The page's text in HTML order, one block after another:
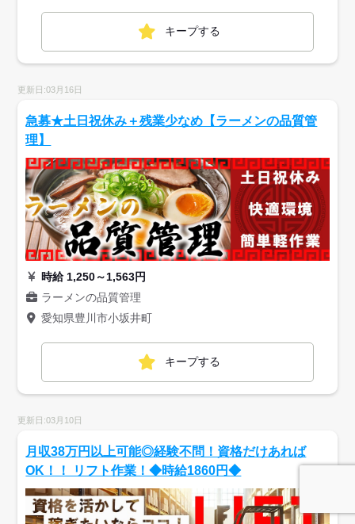
キープする
更新日:03月16日
急募★土日祝休み＋残業少なめ【ラーメンの品質管
理】
時給 1,250～1,563円
ラーメンの品質管理
愛知県豊川市小坂井町
キープする
更新日:03月10日
月収38万円以上可能◎経験不問！資格だけあれば
OK！！ リフト作業！◆時給1860円◆